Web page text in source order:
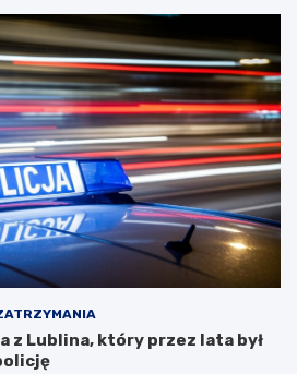
z Lublina, który przez lata był